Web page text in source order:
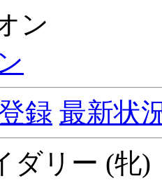
ン
録 最新状
ダリー (牝)